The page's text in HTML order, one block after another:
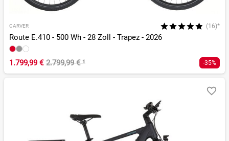
CARVER (16)*
Route E.410 - 500 Wh - 28 Zoll - Trapez - 2026
1.799,99 € 2.799,99 €¹ -35%